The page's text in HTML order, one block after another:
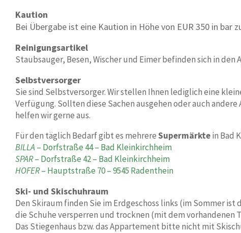
Kaution
Bei Übergabe ist eine Kaution in Höhe von EUR 350 in
Reinigungsartikel
Staubsauger, Besen, Wischer und Eimer befinden sich in
Selbstversorger
Sie sind Selbstversorger. Wir stellen Ihnen lediglich eine
Verfügung. Sollten diese Sachen ausgehen oder auch
helfen wir gerne aus.
Für den täglich Bedarf gibt es mehrereSupermärktein Bad
BILLA – Dorfstraße 44 – Bad Kleinkirchheim
SPAR– Dorfstraße 42 – Bad Kleinkirchheim
HOFER– Hauptstraße 70 – 9545 Radenthein
Ski- und Skischuhraum
Den Skiraum finden Sie im Erdgeschoss links (im Sommer
die Schuhe versperren und trocknen (mit dem
Das Stiegenhaus bzw. das Appartement bitte nicht mit